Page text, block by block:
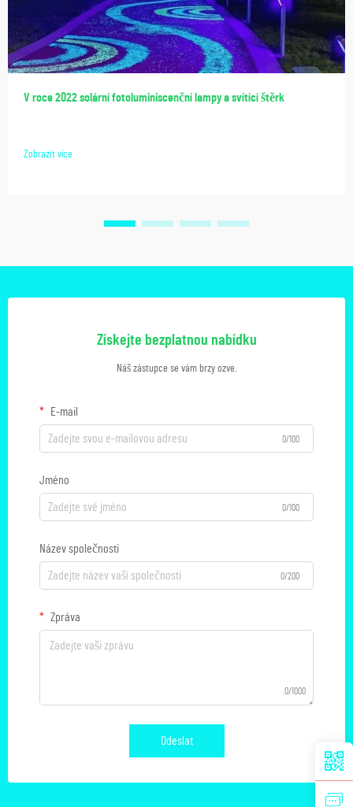
V roce 2022 solární fotoluminiscenční lampy a svítící štěrk
Zobrazit více
Získejte bezplatnou nabídku
Náš zástupce se vám brzy ozve.
E-mail
0/100
Jméno
0/100
Název společnosti
0/200
Zpráva
0/1000
Odeslat